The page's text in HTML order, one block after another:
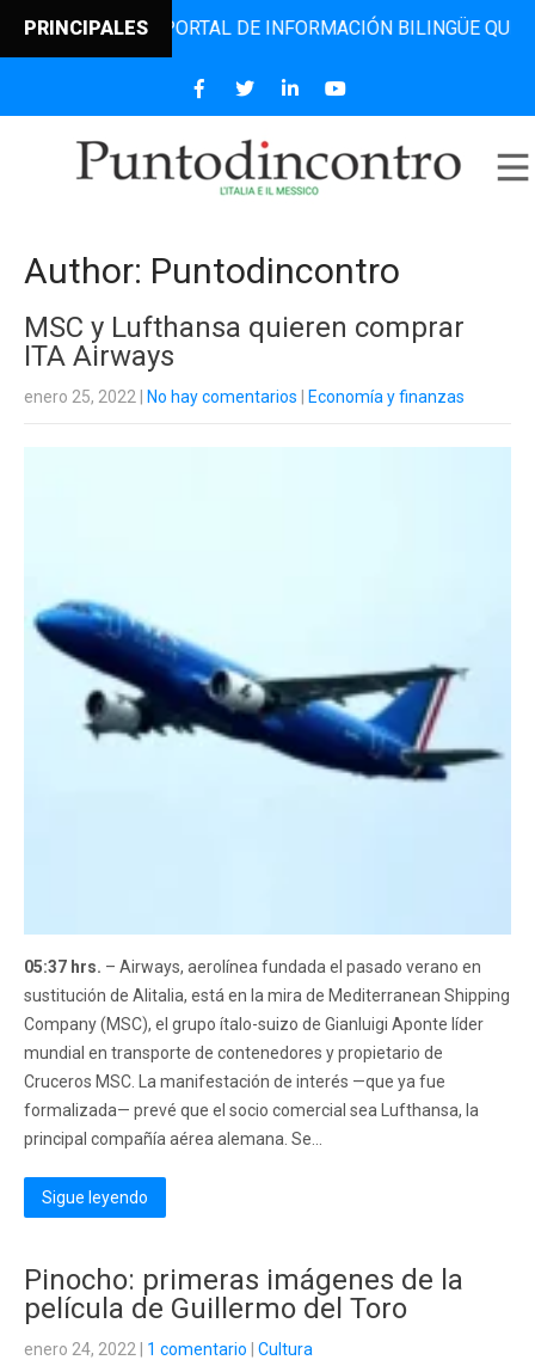
PRINCIPALES
EL PORTAL DE INFORMACIÓN BILINGÜE QUE DESDE 2006
Author: Puntodincontro
MSC y Lufthansa quieren comprar
ITA Airways
enero 25, 2022 No hay comentarios Economía y finanzas
05:37 hrs. – Airways, aerolínea fundada el pasado verano en
sustitución de Alitalia, está en la mira de Mediterranean Shipping
Company (MSC), el grupo ítalo-suizo de Gianluigi Aponte líder
mundial en transporte de contenedores y propietario de
Cruceros MSC. La manifestación de interés —que ya fue
formalizada— prevé que el socio comercial sea Lufthansa, la
principal compañía aérea alemana. Se...
Sigue leyendo
Pinocho: primeras imágenes de la
película de Guillermo del Toro
enero 24, 2022 1 comentario Cultura